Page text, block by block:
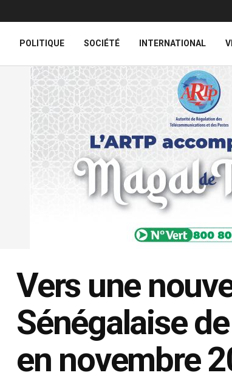
POLITIQUE SOCIÉTÉ INTERNATIONAL
Vers une
Sénégalaise
en novembre